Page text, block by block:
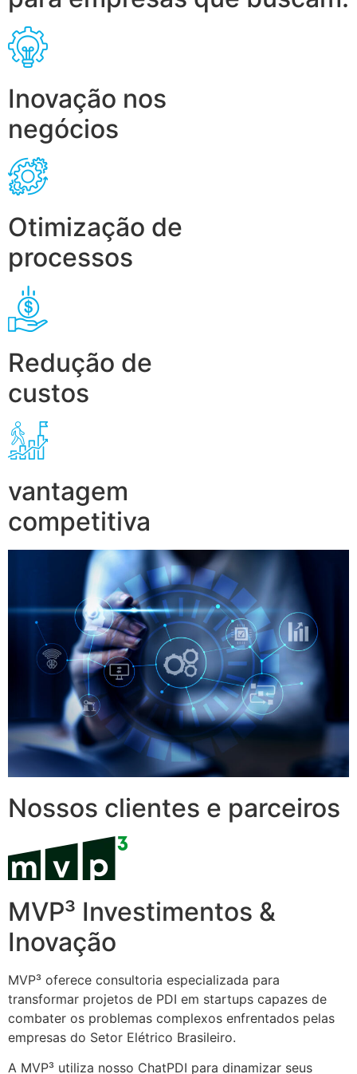
Inovação nos
negócios
Otimização de
processos
Redução de
custos
vantagem
competitiva
Nossos clientes e parceiros
MVP³ Investimentos &
Inovação
MVP³ oferece consultoria especializada para
transformar projetos de PDI em startups capazes de
combater os problemas complexos enfrentados pelas
empresas do Setor Elétrico Brasileiro.
A MVP³ utiliza nosso ChatPDI para dinamizar seus